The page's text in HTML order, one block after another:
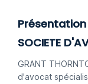
Présentation
SOCIETE
GRANT
d'avocat